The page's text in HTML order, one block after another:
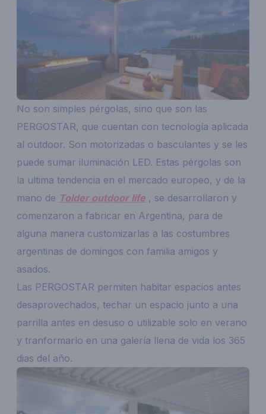
No son simples pérgolas, sino que son las
PERGOSTAR, que cuentan con tecnología aplicada
al outdoor. Son motorizadas o basculantes y se les
puede sumar iluminación LED. Estas pérgolas son
la ultima tendencia en el mercado europeo, y de la
mano de Tolder outdoor life , se desarrollaron y
comenzaron a fabricar en Argentina, para de
alguna manera customizarlas a las costumbres
argentinas de domingos con familia amigos y
asados.
Las PERGOSTAR permiten habitar espacios antes
desaprovechados, techar un espacio junto a una
parrilla antes en desuso o utilizable solo en verano
y tranformarlo en una galería llena de vida los 365
dias del año.